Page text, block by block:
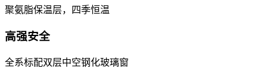
聚氨脂保温层，四季恒温
高强安全
全系标配双层中空钢化玻璃窗